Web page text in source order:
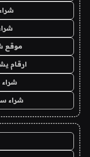
موقع
ارقام
شراء